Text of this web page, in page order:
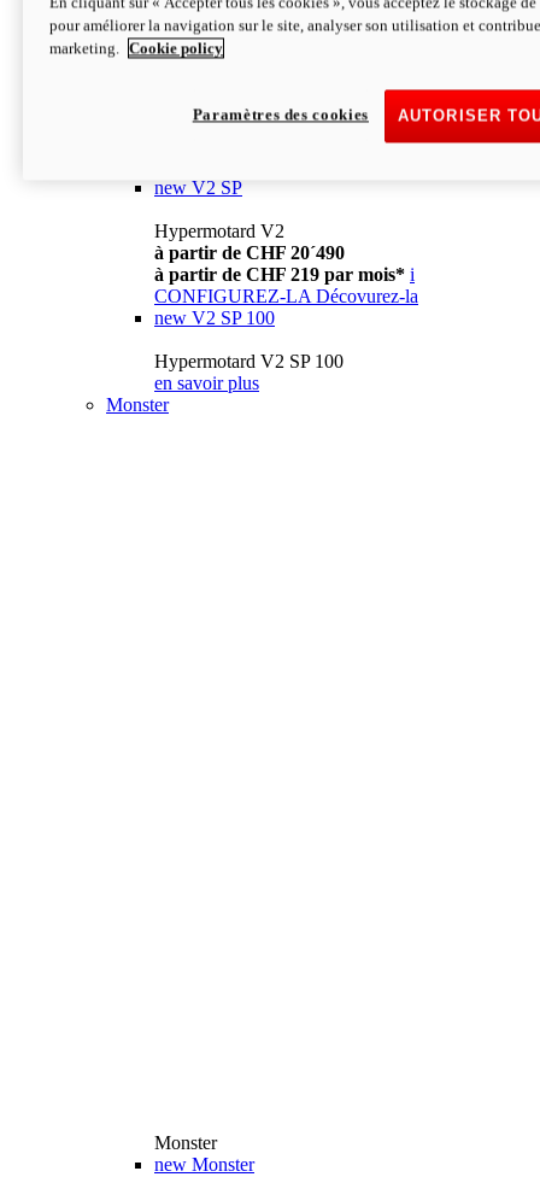
à partir de CHF 13´990 i
CONFIGUREZ-LA Décovurez-la
newV2
à partir de CHF 15´990
à partir de CHF 169 par mois* i
new V2 SP
Hypermotard V2
à partir de CHF 20´490
à partir de CHF 219 par mois* i
CONFIGUREZ-LA Décovurez-la
new V2 SP 100
Hypermotard V2 SP 100
en savoir plus
Monster
Monster
new Monster
pour améliorer la navigation sur le site, analyser son utilisation et
marketing.
Cookie policy
AUTORISER
Paramètres des cookies